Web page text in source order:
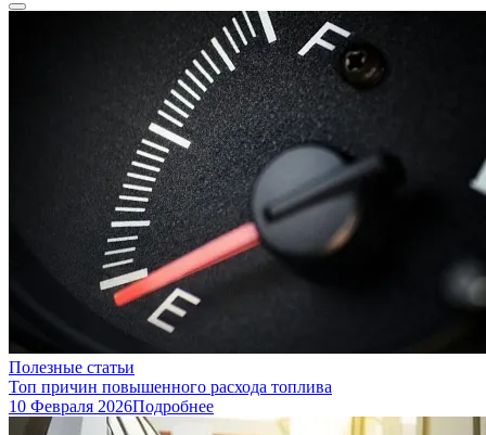
Полезные статьи
Топ причин повышенного расхода топлива
10 Февраля 2026Подробнее